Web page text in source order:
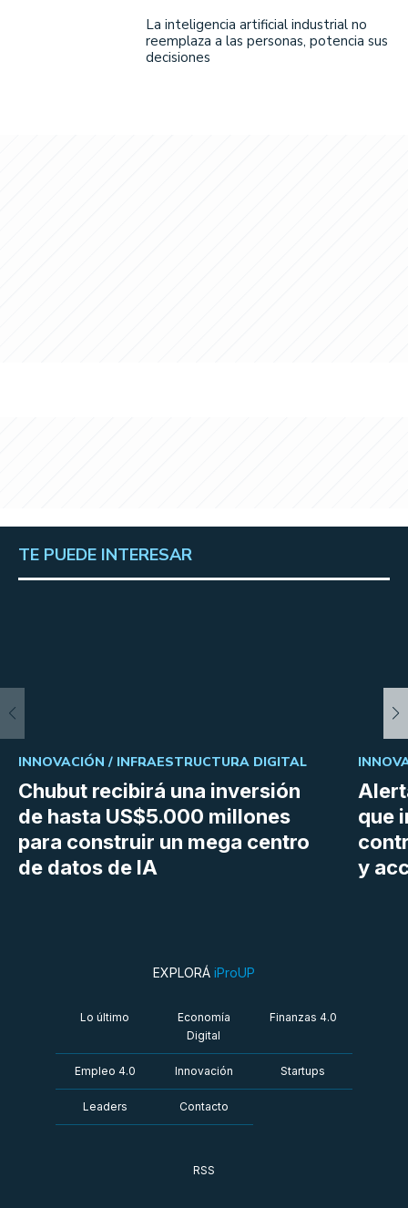
La inteligencia artificial industrial no
reemplaza a las personas, potencia sus
decisiones
TE PUEDE INTERESAR
Chubut recibirá una inversión
de hasta US$5.000 millones
para construir un mega centro
de datos de IA
INNOVACIÓN / INFRAESTRUCTURA DIGITAL
que
y
EXPLORÁ iProUP
Lo último
Economía
Digital
Finanzas 4.0
Empleo 4.0 Innovación Startups
Leaders Contacto
RSS